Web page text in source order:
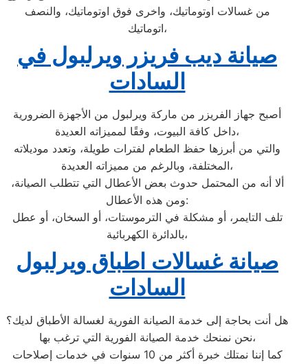
من غسالات اوتوماتيك، واخرى فوق اوتوماتيك، والنصف
اتوماتيك،
صيانة ديب فريزر ويرلبول في
السادات
أصبح جهاز الفريزر من ماركة ويرلبول من الأجهزة الضرورية
داخل كافة البيوت، وفقًا لمميزاته العديدة،
والتي من أبرزها حفظ الطعام لفترات طويلة، وتعدد موديلاته
المختلفة، وبالرغم من مميزاته العديدة،
ألا أنه من المحتمل حدوث بعض الأعطال التي تتطلب الصيانة،
ومن هذه الأعطال:
تلف التايمر، أو مشكلة في الترموستات، أو السخان، أو عطل
بالدائرة الكهربائية،
صيانة غسالات اطباق ويرلبول
السادات
هل أنت بحاجة إلى خدمة الصيانة الفورية لغسالة الأطباق لديك؟
نحن نمنحك خدمة الصيانة الفورية التي ترغب بها،
كما إننا نمتلك خبرة أكثر من 10 سنوات في خدمات إصلاحات